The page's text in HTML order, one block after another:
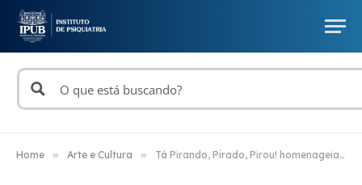
Home » Arte e Cultura » Tá Pirando, Pirado, Pirou! homenageia Qorpo-Santo no carnaval de 2025